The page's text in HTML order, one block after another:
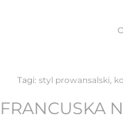
Tagi: styl prowansalski
FRANCUSKA